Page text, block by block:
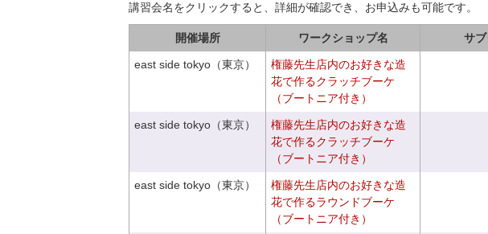
講習会名をクリックすると、詳細が確認でき、お申込みも可能です。
開催場所 ワークショップ名 サ
east side tokyo（東京）
権藤先生店内のお好きな造
花で作るクラッチブーケ
（ブートニア付き）
east side tokyo（東京）
権藤先生店内のお好きな造
花で作るクラッチブーケ
（ブートニア付き）
east side tokyo（東京）
権藤先生店内のお好きな造
花で作るラウンドブーケ
（ブートニア付き）